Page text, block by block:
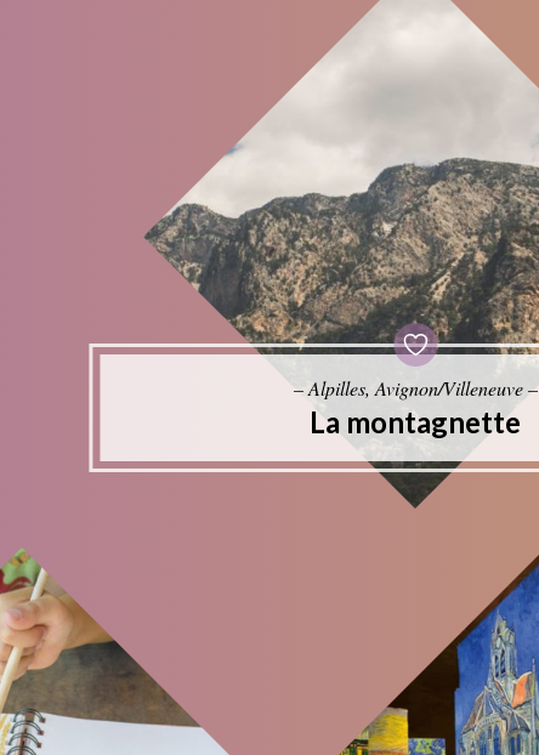
– Alpilles, Avignon/Villeneuve –
La montagnette